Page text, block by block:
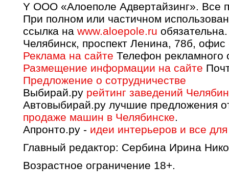
Y OOO «Алоеполе Адвертайзинг».
При полном или частичном
ссылка на www.aloepole.ru обязательна.
Челябинск, проспект Ленина, 78б, офис
Реклама на сайте Телефон рекламного
Размещение информации на сайте
Предложение о сотрудничестве
Выбирай.ру рейтинг заведений
Автовыбирай.ру лучшие предложения
продаже машин в Челябинске.
Апронто.ру - идеи интерьеров и все
Главный редактор: Сербина Ирина
Возрастное ограничение 18+.